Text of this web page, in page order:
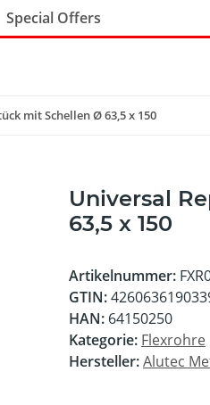
Special Offers
mit Schellen Ø 63,5 x 150
Universal
63,5 x 150
Artikelnummer:
GTIN:
HAN: 64150250
Kategorie: Flexrohre
Hersteller:Alutec